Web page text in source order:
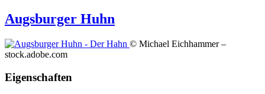
Augsburger Huhn
© Michael Eichhammer –
stock.adobe.com
Eigenschaften